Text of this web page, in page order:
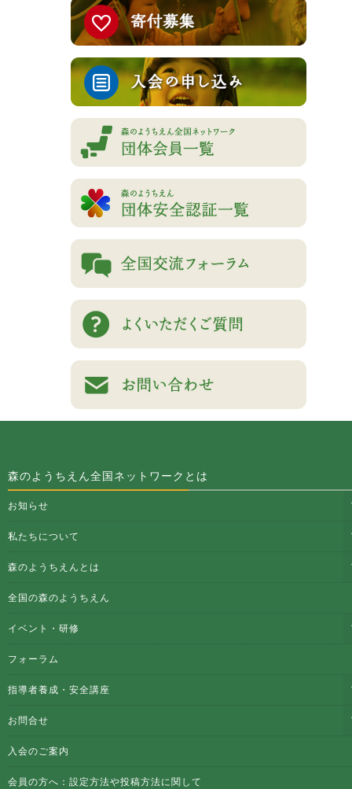
森のようちえん全国ネットワークとは
お知らせ
私たちについて
森のようちえんとは
全国の森のようちえん
イベント・研修
フォーラム
指導者養成・安全講座
お問合せ
入会のご案内
会員の方へ：設定方法や投稿方法に関して